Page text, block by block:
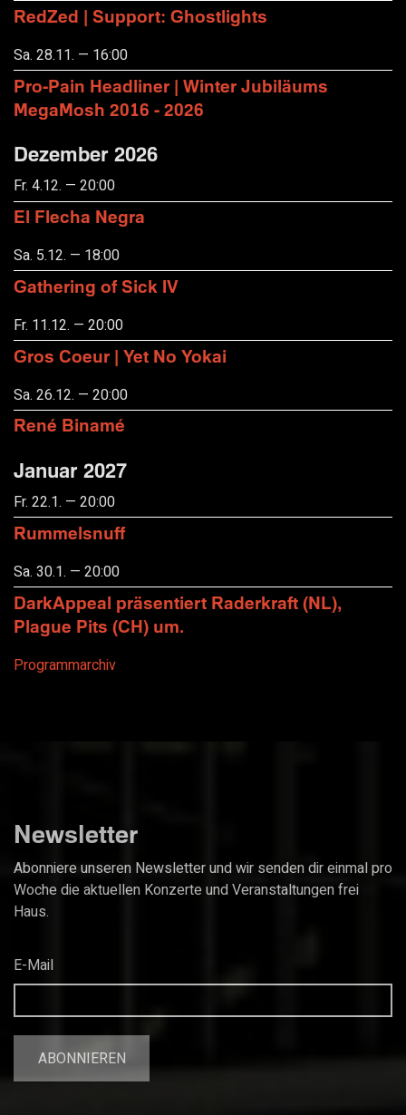
RedZed | Support: Ghostlights
Sa. 28.11. — 16:00
Pro-Pain Headliner | Winter Jubiläums
MegaMosh 2016 - 2026
Dezember 2026
Fr. 4.12. — 20:00
El Flecha Negra
Sa. 5.12. — 18:00
Gathering of Sick IV
Fr. 11.12. — 20:00
Gros Coeur | Yet No Yokai
Sa. 26.12. — 20:00
René Binamé
Januar 2027
Fr. 22.1. — 20:00
Rummelsnuff
Sa. 30.1. — 20:00
DarkAppeal präsentiert Raderkraft (NL),
Plague Pits (CH) um.
Programmarchiv
Newsletter
Abonniere unseren Newsletter und wir senden dir einmal pro
Woche die aktuellen Konzerte und Veranstaltungen frei
Haus.
E-Mail